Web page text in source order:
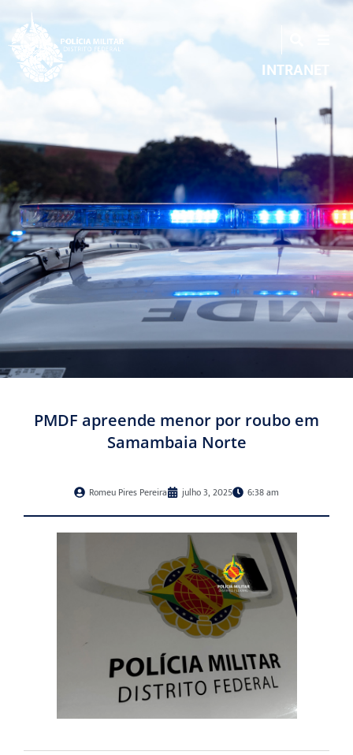
INTRANET
PMDF apreende menor por roubo em
Samambaia Norte
Romeu Pires Pereira julho 3, 2025 6:38 am